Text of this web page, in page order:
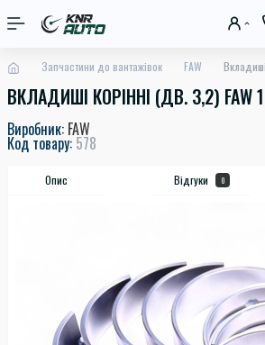
Запчастини до вантажівок FAW
ВКЛАДИШІ КОРІННІ (ДВ. 3,2) FAW
Виробник: FAW
Код товару: 578
Опис Відгуки 0